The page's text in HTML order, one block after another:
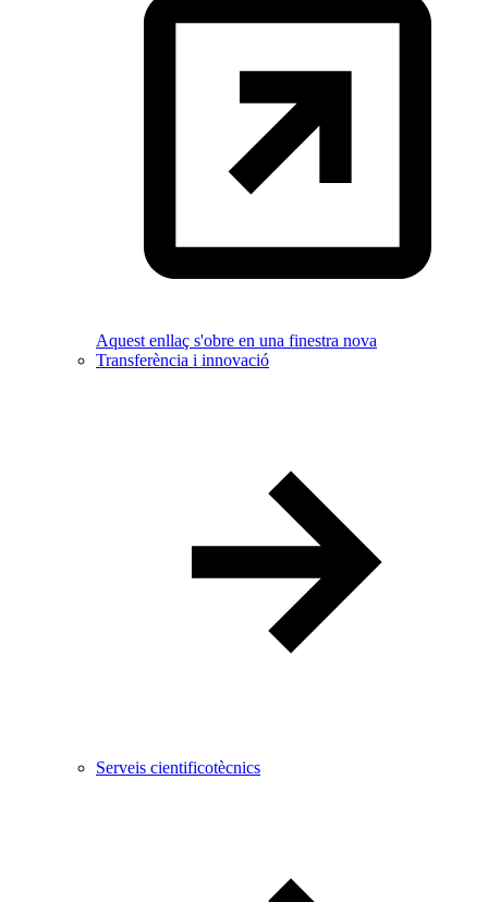
Aquest enllaç s'obre en una finestra nova
Transferència i innovació
Serveis cientificotècnics